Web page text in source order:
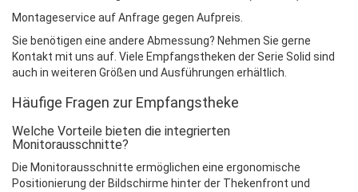
Montageservice auf Anfrage gegen Aufpreis.
Sie benötigen eine andere Abmessung? Nehmen Sie gerne
Kontakt mit uns auf. Viele Empfangstheken der Serie Solid sind
auch in weiteren Größen und Ausführungen erhältlich.
Häufige Fragen zur Empfangstheke
Welche Vorteile bieten die integrierten
Monitorausschnitte?
Die Monitorausschnitte ermöglichen eine ergonomische
Positionierung der Bildschirme hinter der Thekenfront und